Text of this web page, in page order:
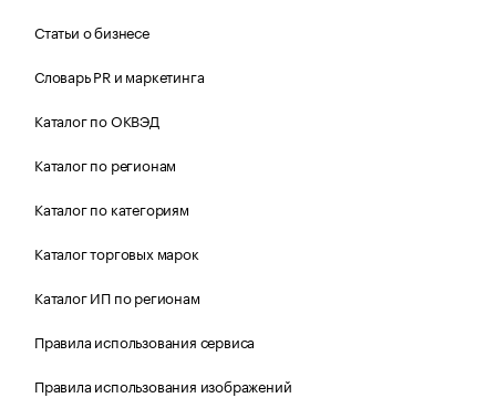
Статьи о бизнесе
Словарь PR и маркетинга
Каталог по ОКВЭД
Каталог по регионам
Каталог по категориям
Каталог торговых марок
Каталог ИП по регионам
Правила использования сервиса
Правила использования изображений